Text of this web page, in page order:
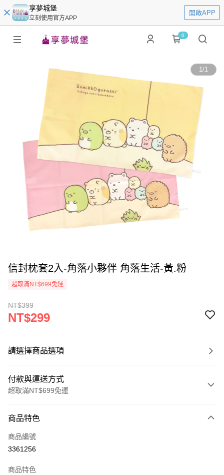
享夢城堡
立刻使用官方APP
開啟APP
0
1/1
信封枕套2入-角落小夥伴 角落生活-黃.粉
超取滿NT$699免運
NT$399
NT$299
請選擇商品選項
付款與運送方式
超取滿NT$699免運
信用卡一次付款
超商取貨付款
商品特色
商品編號
3361256
商品特色